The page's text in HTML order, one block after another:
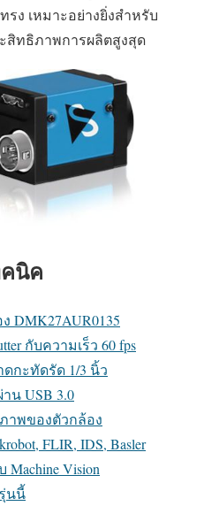
ง เหมาะอย่างยิ่งสำหรับ
สิทธิภาพการผลิตสูงสุด
นิค
DMK27AUR0135
กับความเร็ว 60 fps
กะทัดรัด 1/3 นิ้ว
น USB 3.0
าพของตัวกล้อง
FLIR, IDS, Basler
Vision
นนี้